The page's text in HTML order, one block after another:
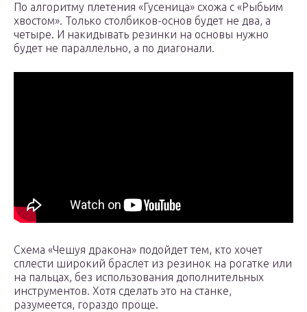
По алгоритму плетения «Гусеница» схожа с «Рыбьим
хвостом». Только столбиков-основ будет не два, а
четыре. И накидывать резинки на основы нужно
будет не параллельно, а по диагонали.
Схема «Чешуя дракона» подойдет тем, кто хочет
сплести широкий браслет из резинок на рогатке или
на пальцах, без использования дополнительных
инструментов. Хотя сделать это на станке,
разумеется, гораздо проще.